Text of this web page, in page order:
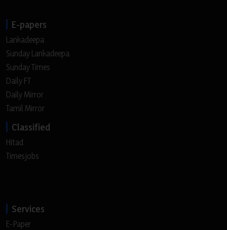
E-papers
Lankadeepa
Sunday Lankadeepa
Sunday Times
Daily FT
Daily Mirror
Tamil Mirror
Classified
Hitad
Timesjobs
Services
E-Paper